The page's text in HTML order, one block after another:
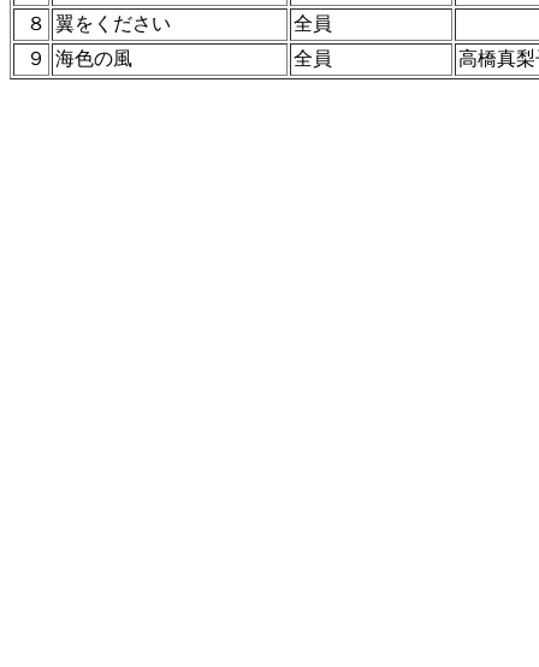
８
翼をください
全員
９
海色の風 全員 高橋真梨